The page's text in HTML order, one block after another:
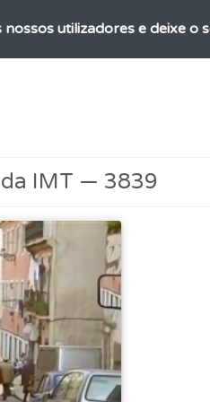
utilizadores e deixe o
a como favorita.
atualizadas e são as
aos testes mais
IMT — 3839